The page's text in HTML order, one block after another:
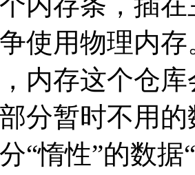
使用物理内
内存这个仓库
分暂时不用
“惰性”的数据